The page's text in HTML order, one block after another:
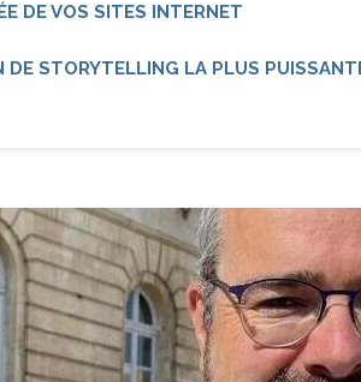
DE VOS SITES INTERNET
DE STORYTELLING LA PLUS